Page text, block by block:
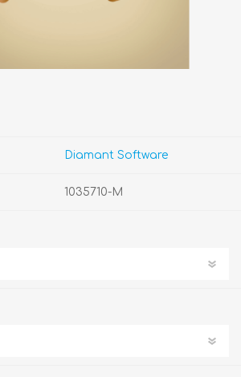
Diamant Software
1035710-M